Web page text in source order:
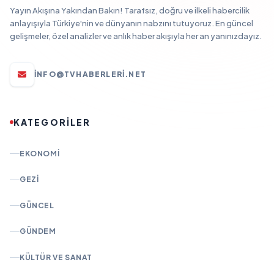
Yayın Akışına Yakından Bakın! Tarafsız, doğru ve ilkeli habercilik
anlayışıyla Türkiye'nin ve dünyanın nabzını tutuyoruz. En güncel
gelişmeler, özel analizler ve anlık haber akışıyla her an yanınızdayız.
INFO@TVHABERLERI.NET
KATEGORİLER
EKONOMI
GEZI
GÜNCEL
GÜNDEM
KÜLTÜR VE SANAT